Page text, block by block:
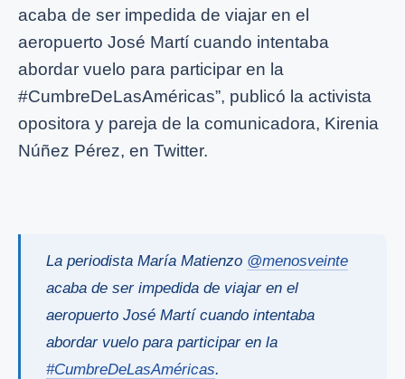
acaba de ser impedida de viajar en el
aeropuerto José Martí cuando intentaba
abordar vuelo para participar en la
#CumbreDeLasAméricas”, publicó la activista
opositora y pareja de la comunicadora, Kirenia
Núñez Pérez, en Twitter.
La periodista María Matienzo @menosveinte
acaba de ser impedida de viajar en el
aeropuerto José Martí cuando intentaba
abordar vuelo para participar en la
#CumbreDeLasAméricas.